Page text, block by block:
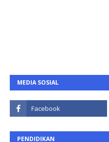
MEDIA SOSIAL
PENDIDIKAN